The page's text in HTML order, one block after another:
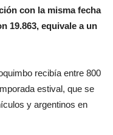
con la misma fecha
19.863, equivale a un
recibía entre 800
estival, que se
y argentinos en